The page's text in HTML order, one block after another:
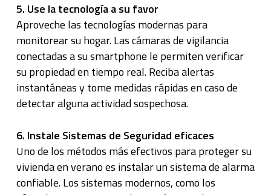
5. Use la tecnología a su favor
Aproveche las tecnologías modernas para
monitorear su hogar. Las cámaras de vigilancia
conectadas a su smartphone le permiten verificar
su propiedad en tiempo real. Reciba alertas
instantáneas y tome medidas rápidas en caso de
detectar alguna actividad sospechosa.
6. Instale Sistemas de Seguridad eficaces
Uno de los métodos más efectivos para proteger su
vivienda en verano es instalar un sistema de alarma
confiable. Los sistemas modernos, como los